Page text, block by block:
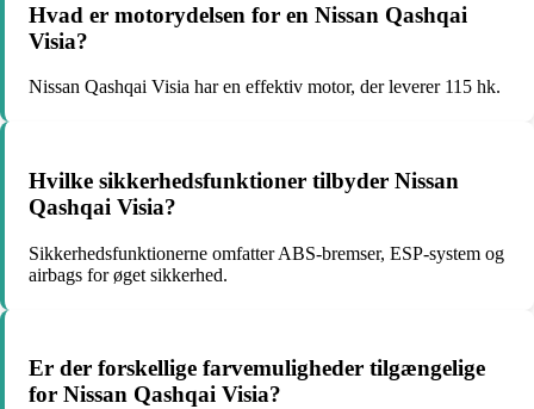
Hvad er motorydelsen for en Nissan Qashqai
Visia?
Nissan Qashqai Visia har en effektiv motor, der leverer 115 hk.
Hvilke sikkerhedsfunktioner tilbyder Nissan
Qashqai Visia?
Sikkerhedsfunktionerne omfatter ABS-bremser, ESP-system og
airbags for øget sikkerhed.
Er der forskellige farvemuligheder tilgængelige
for Nissan Qashqai Visia?